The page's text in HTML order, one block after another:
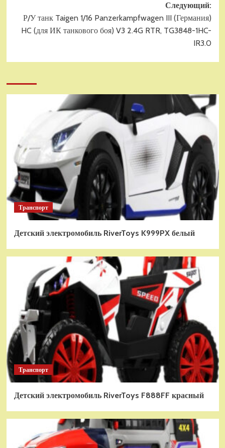
Следующий:
Р/У танк Taigen 1/16 Panzerkampfwagen III (Германия)
HC (для ИК танкового боя) V3 2.4G RTR, TG3848-1HC-
IR3.0
Транспорт
Детский электромобиль RiverToys K999PX белый
Транспорт
Детский электромобиль RiverToys F888FF красный